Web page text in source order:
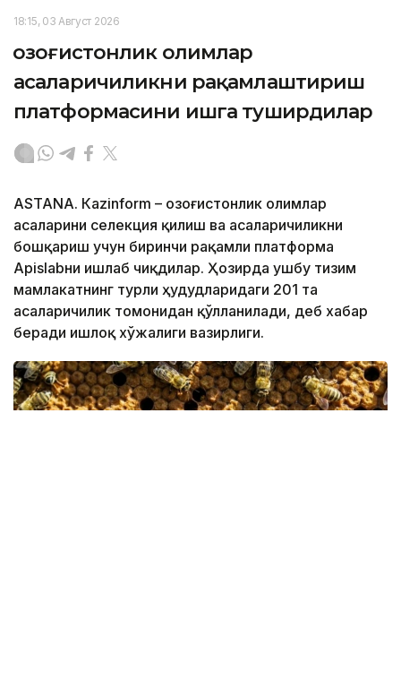
18:15, 03 Август 2026
Қозоғистонлик олимлар
асаларичиликни рақамлаштириш
платформасини ишга туширдилар
ASTANА. Кazinform – Қозоғистонлик олимлар
асаларини селекция қилиш ва асаларичиликни
бошқариш учун биринчи рақамли платформа
Apislabни ишлаб чиқдилар. Ҳозирда ушбу тизим
мамлакатнинг турли ҳудудларидаги 201 та
асаларичилик томонидан қўлланилади, деб хабар
беради Қишлоқ хўжалиги вазирлиги.